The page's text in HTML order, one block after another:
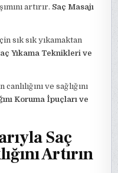
artırır. Saç Masajı
sık sık yıkamaktan
Yıkama Teknikleri ve
ve sağlığını
Koruma İpuçları ve
Saç
Artırın